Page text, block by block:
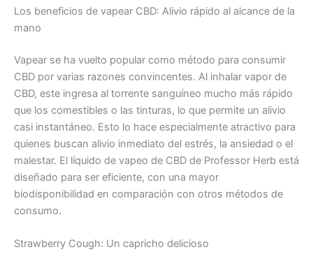
Los beneficios de vapear CBD: Alivio rápido al alcance de la
mano
Vapear se ha vuelto popular como método para consumir
CBD por varias razones convincentes. Al inhalar vapor de
CBD, este ingresa al torrente sanguíneo mucho más rápido
que los comestibles o las tinturas, lo que permite un alivio
casi instantáneo. Esto lo hace especialmente atractivo para
quienes buscan alivio inmediato del estrés, la ansiedad o el
malestar. El líquido de vapeo de CBD de Professor Herb está
diseñado para ser eficiente, con una mayor
biodisponibilidad en comparación con otros métodos de
consumo.
Strawberry Cough: Un capricho delicioso